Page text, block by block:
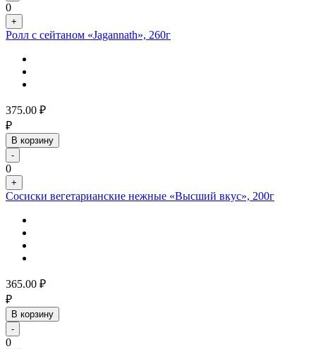
0
+
Ролл с сейтаном «Jagannath», 260г
375.00 ₽
₽
В корзину
-
0
+
Сосиски вегетарианские нежные «Высший вкус», 200г
365.00 ₽
₽
В корзину
-
0